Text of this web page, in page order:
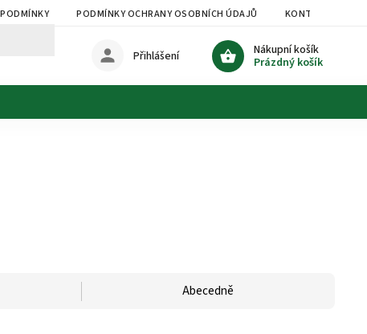
PODMÍNKY OCHRANY OSOBNÍCH ÚDAJŮ KONTAKTY
Nákupní košík
Prázdný košík
Přihlášení
Abecedně